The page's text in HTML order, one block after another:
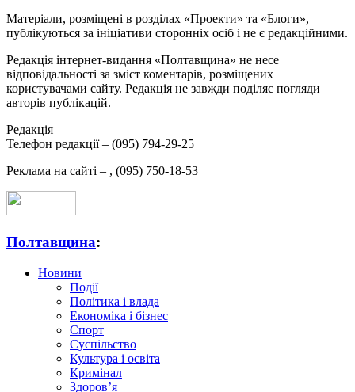
Матеріали, розміщені в розділах «Проекти» та «Блоги»,
публікуються за ініціативи сторонніх осіб і не є редакційними.
Редакція інтернет-видання «Полтавщина» не несе
відповідальності за зміст коментарів, розміщених
користувачами сайту. Редакція не завжди поділяє погляди
авторів публікацій.
Редакція –
Телефон редакції – (095) 794-29-25
Реклама на сайті – , (095) 750-18-53
Полтавщина:
Новини
Події
Політика і влада
Економіка і бізнес
Спорт
Суспільство
Культура і освіта
Кримінал
Здоров’я